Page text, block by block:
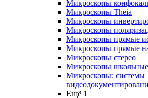
Микроскопы
Микроскопы Theia
Микроскопы
Микроскопы
Микроскопы прямые
Микроскопы прямые
Микроскопы стерео
Микроскопы
Микроскопы: системы
Ещё 1